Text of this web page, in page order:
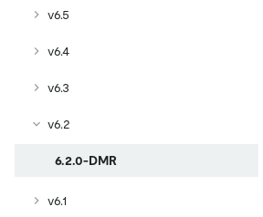
v6.5
v6.4
v6.3
v6.2
6.2.0-DMR
v6.1